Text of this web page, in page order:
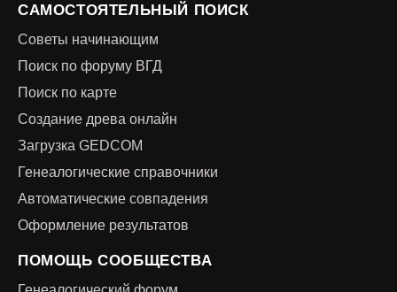
САМОСТОЯТЕЛЬНЫЙ ПОИСК
Советы начинающим
Поиск по форуму ВГД
Поиск по карте
Создание древа онлайн
Загрузка GEDCOM
Генеалогические справочники
Автоматические совпадения
Оформление результатов
ПОМОЩЬ СООБЩЕСТВА